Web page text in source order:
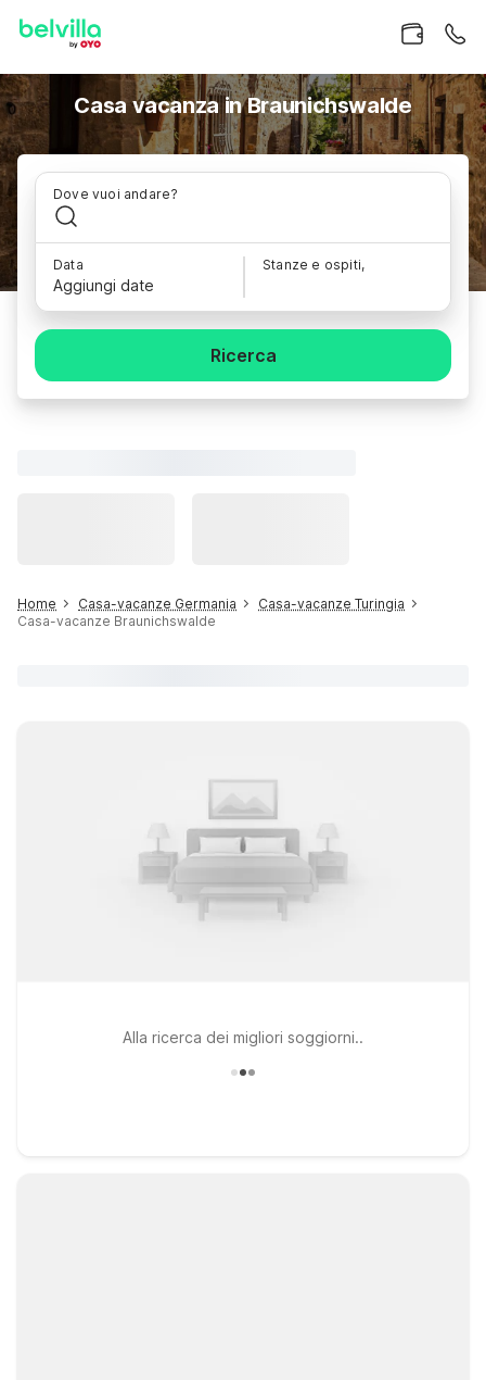
Casa vacanza in Braunichswalde
Dove vuoi andare?
Data
Aggiungi date
Stanze e ospiti,
Ricerca
Home Casa-vacanze Germania
Casa-vacanze Turingia
Casa-vacanze Braunichswalde
Alla ricerca dei migliori soggiorni..